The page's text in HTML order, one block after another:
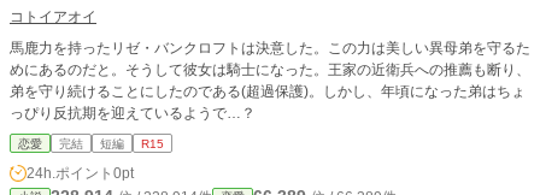
コトイアオイ
馬鹿力を持ったリゼ・バンクロフトは決意した。この力は美しい異母弟を守るた
めにあるのだと。そうして彼女は騎士になった。王家の近衛兵への推薦も断り、
弟を守り続けることにしたのである(超過保護)。しかし、年頃になった弟はちょ
っぴり反抗期を迎えているようで…？
恋愛 完結 短編 R15
24h.ポイント 0pt